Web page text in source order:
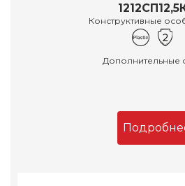
Конструктивные
Дополнительные